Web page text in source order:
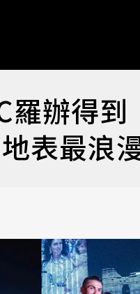
羅辦得
表最浪